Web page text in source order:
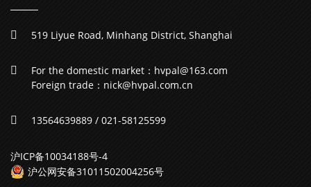
519 Liyue Road, Minhang District, Shanghai
For the domestic market：hvpal@163.com
Foreign trade：nick@hvpal.com.cn
13564639889 / 021-58125599
沪ICP备10034188号-4
沪公网安备31011502004256号